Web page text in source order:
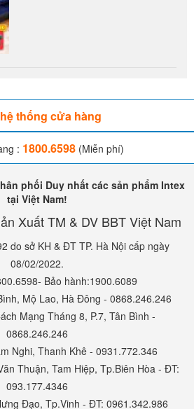
thống cửa hàng
: 1800.6598(Miễn phí)
phối Duy nhất các sản phẩm Intex
tại Việt Nam!
Xuất TM & DV BBT Việt Nam
do sở KH & ĐT TP. Hà Nội cấp ngày
08/02/2022.
Bảo hành:1900.6089
Mộ Lao, Hà Đông - 0868.246.246
Mạng Tháng 8, P.7, Tân Bình -
0868.246.246
Nghi, Thanh Khê - 0931.772.346
Thuận, Tam Hiệp, Tp.Biên Hòa - ĐT:
093.177.4346
Đạo, Tp.Vinh - ĐT: 0961.342.986